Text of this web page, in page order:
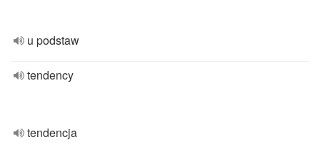
u podstaw
tendency
tendencja